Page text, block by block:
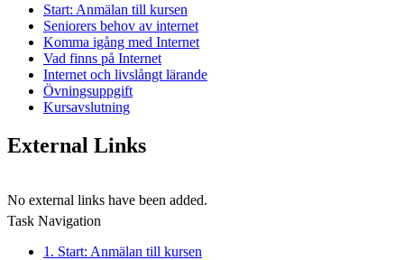
Start: Anmälan till kursen
Seniorers behov av internet
Komma igång med Internet
Vad finns på Internet
Internet och livslångt lärande
Övningsuppgift
Kursavslutning
External Links
No external links have been added.
Task Navigation
1. Start: Anmälan till kursen